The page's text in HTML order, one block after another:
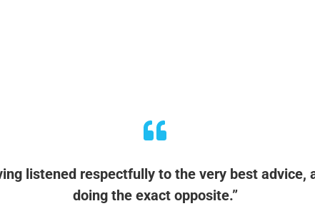
listened respectfully to the very best advice,
doing the exact opposite.”